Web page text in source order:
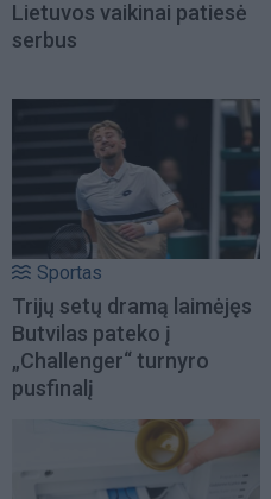
Lietuvos vaikinai patiesė
serbus
Sportas
Trijų setų dramą laimėjęs
Butvilas pateko į
„Challenger“ turnyro
pusfinalį